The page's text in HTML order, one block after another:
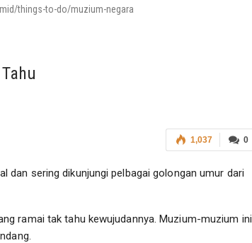
things-to-do/muzium-negara
0
1,037
dan sering dikunjungi pelbagai golongan umur dari
ramai tak tahu kewujudannya. Muzium-muzium ini